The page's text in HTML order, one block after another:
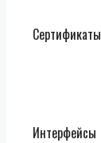
Сертификаты
Интерфейсы